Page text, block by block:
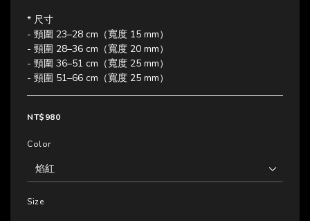
* 尺寸
- 頸圍 23–28 cm（寬度 15 mm）
- 頸圍 28–36 cm（寬度 20 mm）
- 頸圍 36–51 cm（寬度 25 mm）
- 頸圍 51–66 cm（寬度 25 mm）
NT$980
Color
Size